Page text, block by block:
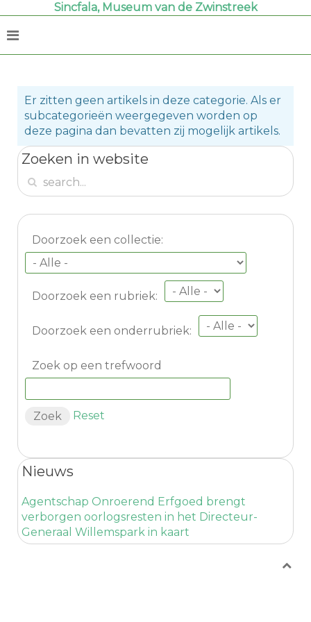
Sincfala, Museum van de Zwinstreek
Er zitten geen artikels in deze categorie. Als er
subcategorieën weergegeven worden op
deze pagina dan bevatten zij mogelijk artikels.
Zoeken in website
Doorzoek een collectie:
Doorzoek een rubriek:
Doorzoek een onderrubriek:
Zoek op een trefwoord
Reset
Nieuws
Agentschap Onroerend Erfgoed brengt
verborgen oorlogsresten in het Directeur-
Generaal Willemspark in kaart